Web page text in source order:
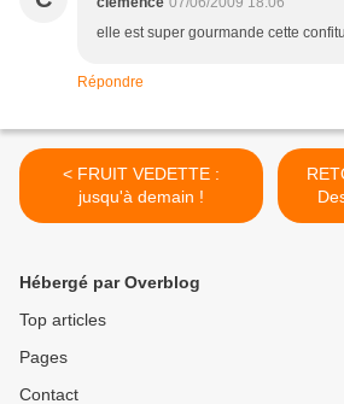
elle est super gourmande cette
Répondre
< FRUIT VEDETTE :
jusqu'à demain !
Hébergé par Overblog
Top articles
Pages
Contact